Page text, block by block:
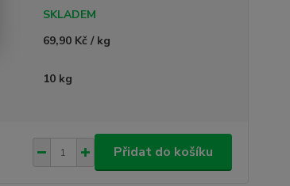
SKLADEM
69,90 Kč / kg
10 kg
Přidat do košíku